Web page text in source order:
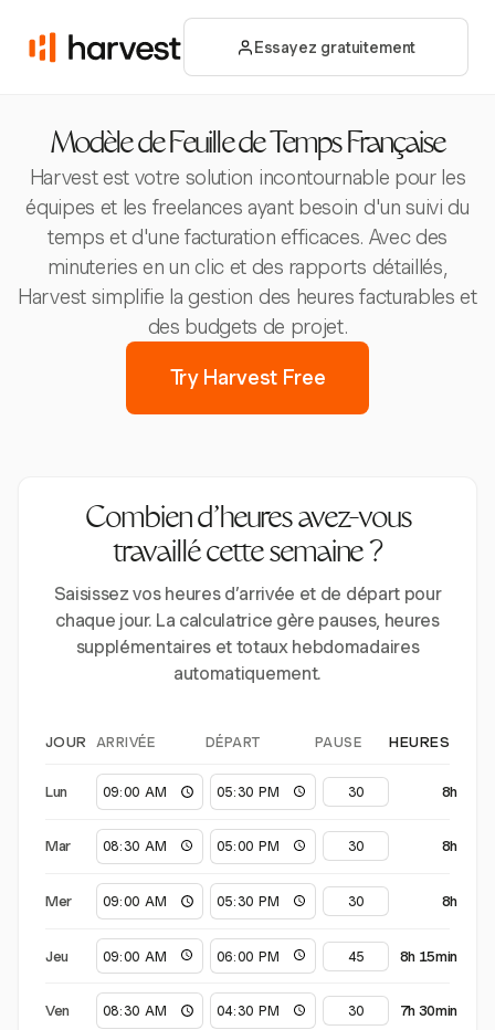
Essayez gratuitement
Modèle de Feuille de Temps Française
Harvest est votre solution incontournable pour les
équipes et les freelances ayant besoin d'un suivi du
temps et d'une facturation efficaces. Avec des
minuteries en un clic et des rapports détaillés,
Harvest simplifie la gestion des heures facturables et
des budgets de projet.
Try Harvest Free
Combien d’heures avez-vous
travaillé cette semaine ?
Saisissez vos heures d’arrivée et de départ pour
chaque jour. La calculatrice gère pauses, heures
supplémentaires et totaux hebdomadaires
automatiquement.
JOUR ARRIVÉE DÉPART PAUSE HEURES
Lun 8h
Mar 8h
Mer 8h
Jeu 8h 15min
Ven 7h 30min